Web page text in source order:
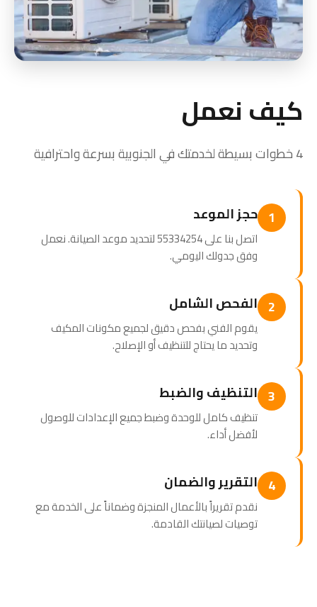
كيف نعمل
4 خطوات بسيطة لخدمتك في الجنوبية بسرعة واحترافية
1 حجز الموعد
اتصل بنا على 55334254 لتحديد موعد الصيانة. نعمل
وفق جدولك اليومي.
2 الفحص الشامل
يقوم الفني بفحص دقيق لجميع مكونات المكيف
وتحديد ما يحتاج للتنظيف أو الإصلاح.
3 التنظيف والضبط
تنظيف كامل للوحدة وضبط جميع الإعدادات للوصول
لأفضل أداء.
4 التقرير والضمان
نقدم تقريراً بالأعمال المنجزة وضماناً على الخدمة مع
توصيات لصيانتك القادمة.